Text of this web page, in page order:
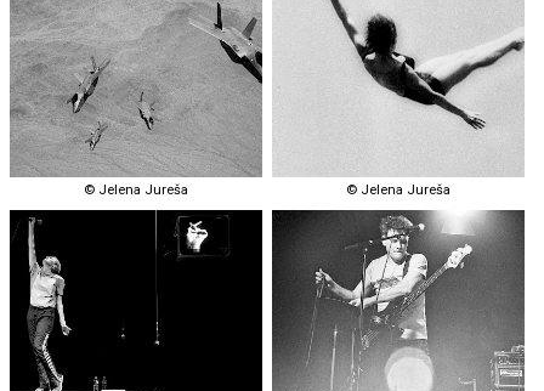
© Jelena Jureša © Jelena Jureša